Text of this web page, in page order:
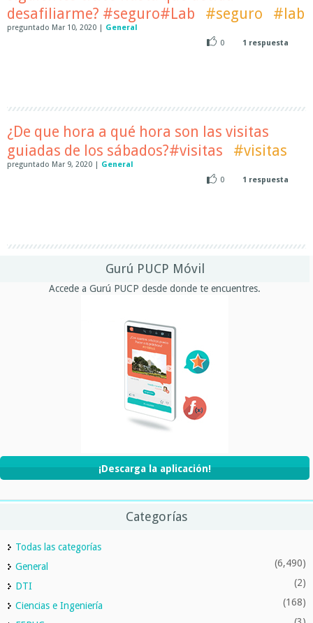
desafiliarme? #seguro#Lab
#seguro #lab
preguntado Mar 10, 2020 | General
0
1 respuesta
¿De que hora a qué hora son las visitas
guiadas de los sábados?#visitas
#visitas
preguntado Mar 9, 2020 | General
0
1 respuesta
Gurú PUCP Móvil
Accede a Gurú PUCP desde donde te encuentres.
¡Descarga la aplicación!
Categorías
Todas las categorías
General
(6,490)
DTI (2)
Ciencias e Ingeniería (168)